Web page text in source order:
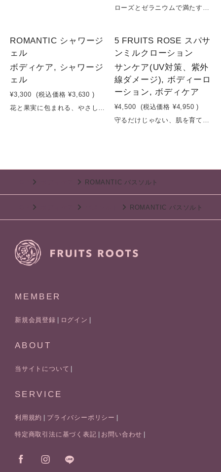
ローズとゼラニウムで満たす、やさしく華やぐ素肌。ダマスクローズとゼラニウムの華やかでやさしい香りに包まれるボディミルク。スクワランやホホバ油が肌にすっとなじみ、ベタつかずにしっとりとうるおいをキープ。カラギーナンが肌をなめらかに整え、やわらかくしなやかな質感へ導きます。さらに、イチゴエキスや植物エキスが乾燥によるくすみをケアし、明るく整った印象の肌へ。毎日のケアを、心まで満たされる上質な時間に変えます。容量：200ml
ROMANTIC シャワージ
ェル
ボディケア, シャワージ
ェル
¥3,300 (税込価格 ¥3,630 )
花と果実に包まれる、やさしい泡のご褒美時間。シンプルなカリ石けんベースに、華やかなフラワーエキスと果実のうるおいを重ねたシャワージェル。やさしく軽やかな泡が、肌の汚れをすっきり落としながら、必要なうるおいは残します。アドニスパレスチナ花エキスやセイヨウオトギリソウエキスが肌を穏やかに整え、ヒマワリ油がしっとりとしたやわらかさをプラス。さらに、イチゴ果汁のフレッシュなうるおいと、ダマスクバラ・ゼラニウムの上品な香りが重なり、バスタイムを特別なリラックスタイムへと導きます。毎日の洗浄を、肌と心を満たすひとときに。容量：300ml
5 FRUITS ROSE スパサ
ンミルクローション
サンケア(UV対策、紫外
線ダメージ), ボディーロ
ーション, ボディケア
¥4,500 (税込価格 ¥4,950 )
守るだけじゃない、肌を育てるサンクリーム。紫外線から肌を守りながら、スキンケアまで叶えるナチュラルサンクリーム。酸化亜鉛によるやさしい紫外線防御に加え、シア脂・カカオ脂・マンゴー種子脂などの植物バターが肌をしっとり保湿。さらに、モリンガオイル（ワサビノキ種子油）やオリーブ由来成分が、乾燥や外的刺激から肌を守ります。チャ葉エキスやカミツレ花エキスなどの植物エキスが肌を整え、フルーツエキスが透明感のある印象へ導きます。紫外線対策をしながら、日中もスキンケアを続けているような心地よさ。毎日使いたくなる、軽やかでやさしい使い心地のUVクリームです。容量：80ml
ROMANTIC バスソルト
ROMANTIC バスソルト
MEMBER
新規会員登録 ログイン
ABOUT
当サイトについて
SERVICE
利用規約 プライバシーポリシー
特定商取引法に基づく表記 お問い合わせ